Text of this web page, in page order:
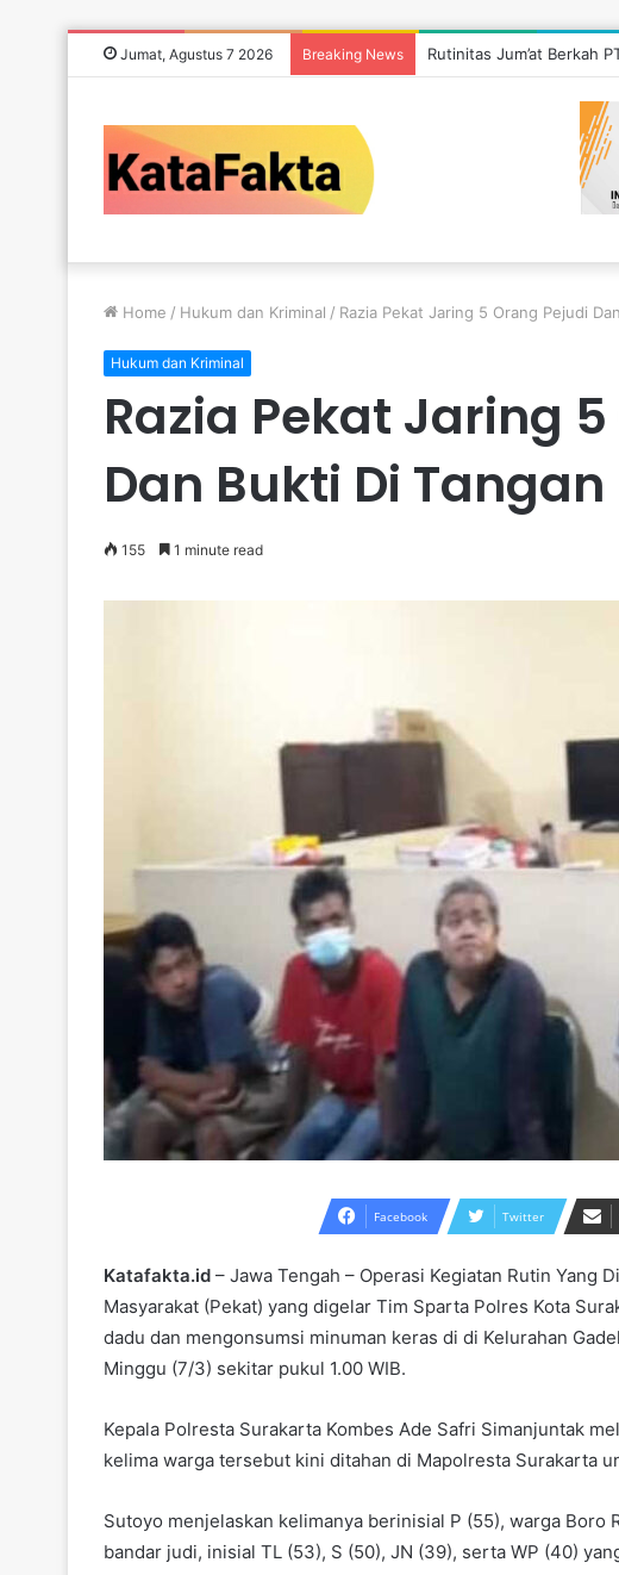
Jumat, Agustus 7 2026 Breaking News Rutinitas Jum’at Berkah
Home / Hukum dan Kriminal / Razia Pekat Jaring 5 Orang Pejudi
Hukum dan Kriminal
Razia Pekat Jaring
Dan Bukti Di Tangan
155 1 minute read
Facebook Twitter
Katafakta.id – Jawa Tengah – Operasi Kegiatan Rutin Yang
Masyarakat (Pekat) yang digelar Tim Sparta Polres Kota
dadu dan mengonsumsi minuman keras di di Kelurahan
Minggu (7/3) sekitar pukul 1.00 WIB.
Kepala Polresta Surakarta Kombes Ade Safri Simanjuntak
kelima warga tersebut kini ditahan di Mapolresta Surakarta
Sutoyo menjelaskan kelimanya berinisial P (55), warga Boro
bandar judi, inisial TL (53), S (50), JN (39), serta WP (40)